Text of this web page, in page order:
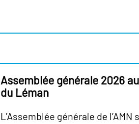
Assemblée générale 2026
du Léman
L’Assemblée générale de l’AMN